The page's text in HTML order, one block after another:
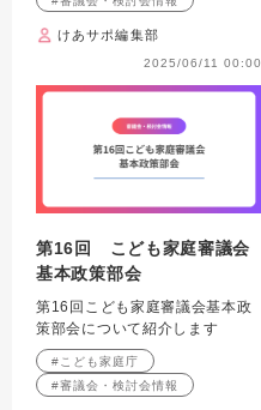
けあサポ編集部
2025/06/11 00:00
第16回 こども家庭審議会
基本政策部会
第16回こども家庭審議会基本政
策部会について紹介します
#こども家庭庁
#審議会・検討会情報